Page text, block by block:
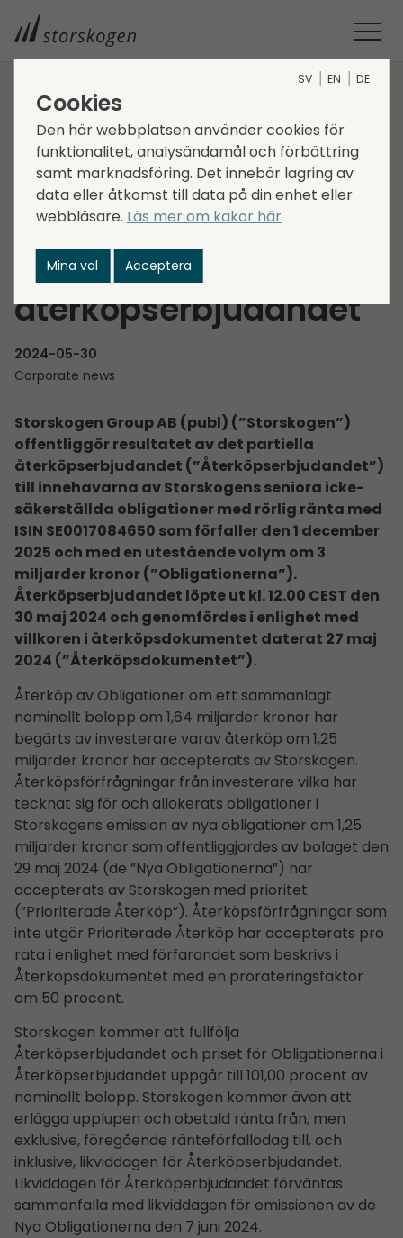
STORSKOGEN
STORSKOGEN OFFENTLIGGÖR RESULTATET AV DET PARTIELLA
ÅTERKÖPSERBJUDANDET
Storskogen
offentliggör resultatet
av det partiella
återköpserbjudandet
2024-05-30
Corporate news
Storskogen Group AB (publ) (”Storskogen”)
offentliggör resultatet av det partiella
återköpserbjudandet (”Återköpserbjudandet”)
till innehavarna av Storskogens seniora icke-
säkerställda obligationer med rörlig ränta med
ISIN SE0017084650 som förfaller den 1 december
2025 och med en utestående volym om 3
miljarder kronor (”Obligationerna”).
Återköpserbjudandet löpte ut kl. 12.00 CEST den
30 maj 2024 och genomfördes i enlighet med
villkoren i återköpsdokumentet daterat 27 maj
2024 (”Återköpsdokumentet”).
Återköp av Obligationer om ett sammanlagt
nominellt belopp om 1,64 miljarder kronor har
begärts av investerare varav återköp om 1,25
miljarder kronor har accepterats av Storskogen.
Återköpsförfrågningar från investerare vilka har
tecknat sig för och allokerats obligationer i
Storskogens emission av nya obligationer om 1,25
miljarder kronor som offentliggjordes av bolaget den
29 maj 2024 (de ”Nya Obligationerna”) har
accepterats av Storskogen med prioritet
(”Prioriterade Återköp”). Återköpsförfrågningar som
inte utgör Prioriterade Återköp har accepterats pro
rata i enlighet med förfarandet som beskrivs i
Återköpsdokumentet med en prorateringsfaktor
om 50 procent.
Storskogen kommer att fullfölja
Återköpserbjudandet och priset för Obligationerna i
Återköpserbjudandet uppgår till 101,00 procent av
nominellt belopp. Storskogen kommer även att
erlägga upplupen och obetald ränta från, men
exklusive, föregående ränteförfallodag till, och
inklusive, likviddagen för Återköpserbjudandet.
Likviddagen för Återköperbjudandet förväntas
sammanfalla med likviddagen för emissionen av de
Nya Obligationerna den 7 juni 2024.
SV EN DE
Cookies
Den här webbplatsen använder cookies för
funktionalitet, analysändamål och förbättring
samt marknadsföring. Det innebär lagring av
data eller åtkomst till data på din enhet eller
webbläsare. Läs mer om kakor här
Mina val Acceptera